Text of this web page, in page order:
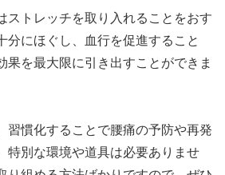
ストレッチを取り入れることをおす
分にほぐし、血行を促進すること
果を最大限に引き出すことができま
習慣化することで腰痛の予防や再発
特別な環境や道具は必要ありませ